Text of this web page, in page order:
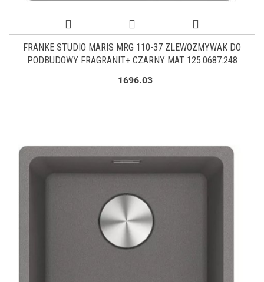
FRANKE STUDIO MARIS MRG 110-37 ZLEWOZMYWAK DO
PODBUDOWY FRAGRANIT+ CZARNY MAT 125.0687.248
1696.03